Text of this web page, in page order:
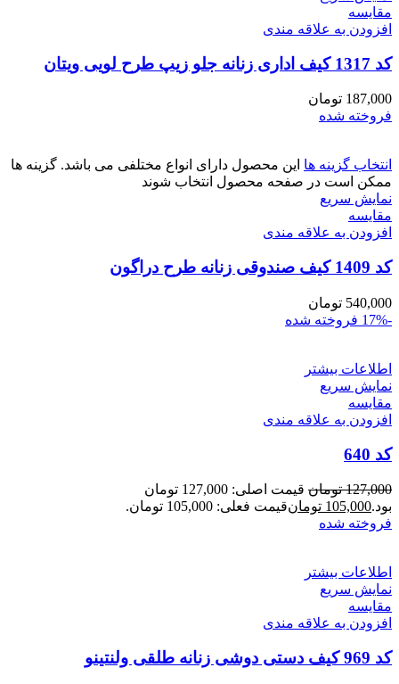
مقايسه
افزودن به علاقه مندی
کد 1317 کیف اداری زنانه جلو زیپ طرح لویی ویتان
187,000 تومان
فروخته شده
انتخاب گزینه ها این محصول دارای انواع مختلفی می باشد. گزینه ها
ممکن است در صفحه محصول انتخاب شوند
نمایش سریع
مقايسه
افزودن به علاقه مندی
کد 1409 کیف صندوقی زنانه طرح دراگون
540,000 تومان
-17%
فروخته شده
اطلاعات بیشتر
نمایش سریع
مقايسه
افزودن به علاقه مندی
کد 640
127,000 تومان
قیمت اصلی: 127,000 تومان
بود.105,000 تومانقیمت فعلی: 105,000 تومان.
فروخته شده
اطلاعات بیشتر
نمایش سریع
مقايسه
افزودن به علاقه مندی
کد 969 کیف دستی دوشی زنانه طلقی ولنتینو